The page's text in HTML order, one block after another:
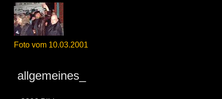
Foto vom 10.03.2001
allgemeines_